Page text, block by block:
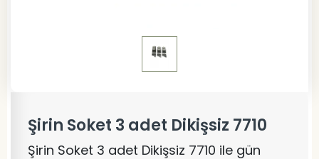
Şirin Soket 3 adet Dikişsiz 7710
Şirin Soket 3 adet Dikişsiz 7710 ile gün